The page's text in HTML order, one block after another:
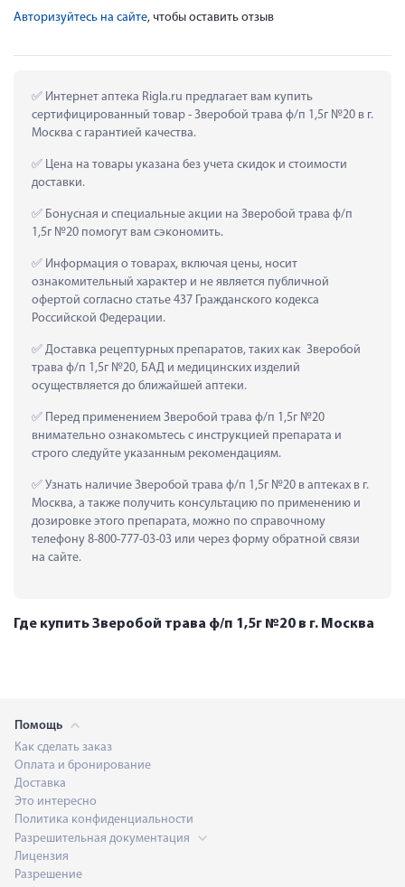
Авторизуйтесь на сайте, чтобы оставить отзыв
Интернет аптека Rigla.ru предлагает вам купить
сертифицированный товар - Зверобой трава ф/п 1,5г №20 в г.
Москва с гарантией качества.
Цена на товары указана без учета скидок и стоимости
доставки.
Бонусная и специальные акции на Зверобой трава ф/п
1,5г №20 помогут вам сэкономить.
Информация о товарах, включая цены, носит
ознакомительный характер и не является публичной
офертой согласно статье 437 Гражданского кодекса
Российской Федерации.
Доставка рецептурных препаратов, таких как  Зверобой
трава ф/п 1,5г №20, БАД и медицинских изделий
осуществляется до ближайшей аптеки.
Перед применением Зверобой трава ф/п 1,5г №20
внимательно ознакомьтесь с инструкцией препарата и
строго следуйте указанным рекомендациям.
Узнать наличие Зверобой трава ф/п 1,5г №20 в аптеках в г.
Москва, а также получить консультацию по применению и
дозировке этого препарата, можно по справочному
телефону 8-800-777-03-03 или через форму обратной связи
на сайте.
Где купить Зверобой трава ф/п 1,5г №20 в г. Москва
Помощь
Как сделать заказ
Оплата и бронирование
Доставка
Это интересно
Политика конфиденциальности
Разрешительная документация
Лицензия
Разрешение